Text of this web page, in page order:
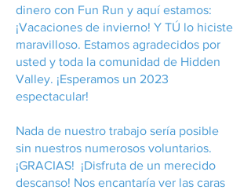
dinero con Fun Run y aquí estamos:
¡Vacaciones de invierno! Y TÚ lo hiciste
maravilloso. Estamos agradecidos por
usted y toda la comunidad de Hidden
Valley. ¡Esperamos un 2023
espectacular!
Nada de nuestro trabajo sería posible
sin nuestros numerosos voluntarios.
¡GRACIAS! ¡Disfruta de un merecido
descanso! Nos encantaría ver las caras